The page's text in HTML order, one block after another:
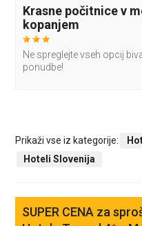
Krasne počitnice v
kopanjem
Ne spreglejte vseh opcij
ponudbe!
Prikaži vse iz kategorije:
Hoteli Slovenija
SUPER CENA za